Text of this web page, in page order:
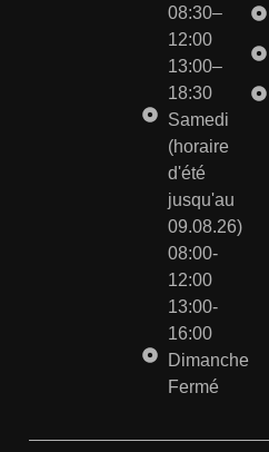
08:30–
12:00
13:00–
18:30
Samedi
(horaire
d'été
jusqu'au
09.08.26)
08:00-
12:00
13:00-
16:00
Dimanche
Fermé